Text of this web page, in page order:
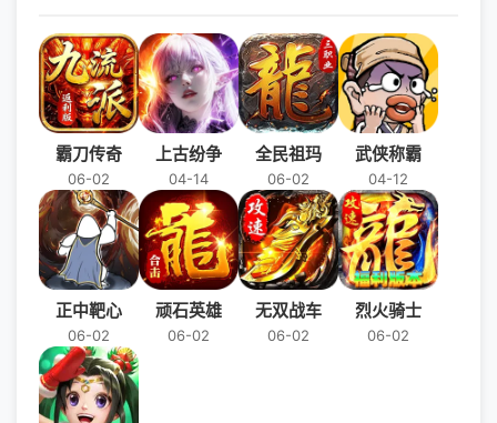
霸刀传奇
06-02
上古纷争
04-14
全民祖玛
06-02
武侠称霸
04-12
正中靶心
06-02
顽石英雄
06-02
无双战车
06-02
烈火骑士
06-02